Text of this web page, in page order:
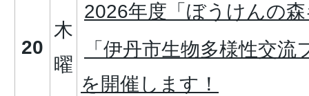
20
木
曜
2026年度「ぼうけんの
「伊丹市生物多様性交
を開催します！